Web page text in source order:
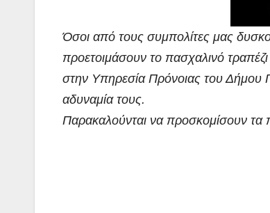
Όσοι από τους συμπολίτες μας
προετοιμάσουν το πασχαλινό
στην Υπηρεσία Πρόνοιας του Δήμου
αδυναμία τους.
Παρακαλούνται να προσκομίσουν τα